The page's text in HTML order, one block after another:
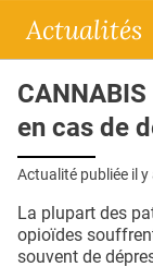
DOSSIERS
RÉSEAUX
E-REVUE SAD
QUI SOMMES-NOUS ?
Actualités
en cas de
Actualité publiée il y
La plupart des
opioïdes
souvent de